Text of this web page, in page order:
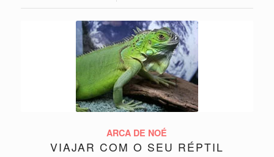
ARCA DE NOÉ
VIAJAR COM O SEU RÉPTIL